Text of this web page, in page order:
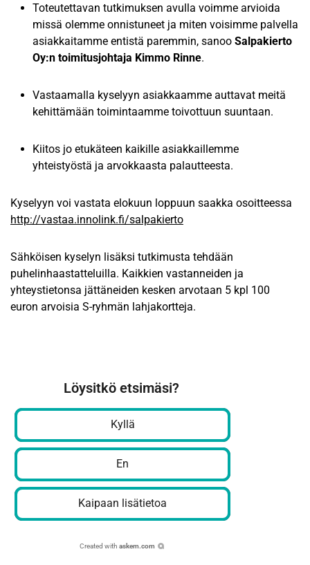
Toteutettavan tutkimuksen avulla voimme arvioida
missä olemme onnistuneet ja miten voisimme palvella
asiakkaitamme entistä paremmin, sanoo Salpakierto
Oy:n toimitusjohtaja Kimmo Rinne.
Vastaamalla kyselyyn asiakkaamme auttavat meitä
kehittämään toimintaamme toivottuun suuntaan.
Kiitos jo etukäteen kaikille asiakkaillemme
yhteistyöstä ja arvokkaasta palautteesta.
Kyselyyn voi vastata elokuun loppuun saakka osoitteessa
http://vastaa.innolink.fi/salpakierto
Sähköisen kyselyn lisäksi tutkimusta tehdään
puhelinhaastatteluilla. Kaikkien vastanneiden ja
yhteystietonsa jättäneiden kesken arvotaan 5 kpl 100
euron arvoisia S-ryhmän lahjakortteja.
Löysitkö etsimäsi?
Kyllä
En
Kaipaan lisätietoa
Created with askem.com